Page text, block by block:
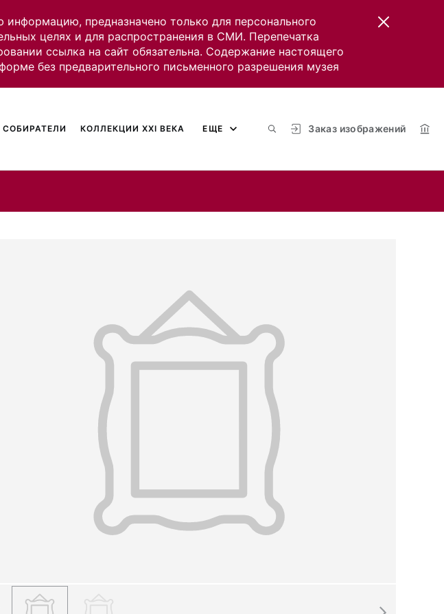
предназначено только для персонального
целях и для распространения в СМИ. Перепечатка
ссылка на сайт обязательна. Содержание настоящего
без предварительного письменного разрешения музея
Заказ изображений
СОБИРАТЕЛИ КОЛЛЕКЦИИ XXI ВЕКА ЕЩЕ